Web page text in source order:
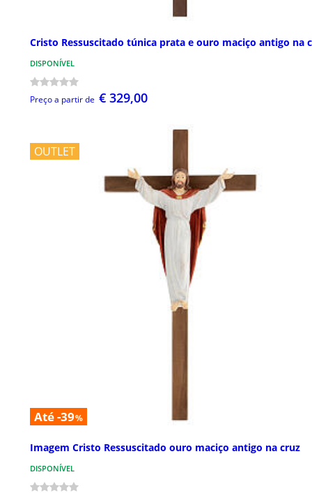
Cristo Ressuscitado túnica prata e ouro maciço antigo na
DISPONÍVEL
Preço a partir de € 329,00
OUTLET
Até -39%
Imagem Cristo Ressuscitado ouro maciço antigo na cruz
DISPONÍVEL